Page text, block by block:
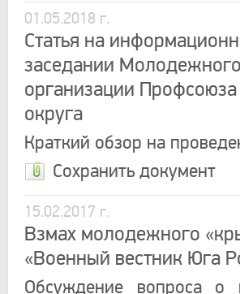
01.05.2018 г.
Статья на
заседании
организации
округа
Краткий обзор на
Сохранить документ
15.02.2017 г.
Взмах молодежного
«Военный вестник Юга
Обсуждение вопроса